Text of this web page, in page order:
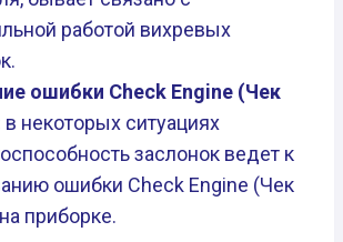
работой вихревых
ошибки Check Engine (Чек
в некоторых ситуациях
заслонок ведет к
ошибки Check Engine (Чек
приборке.